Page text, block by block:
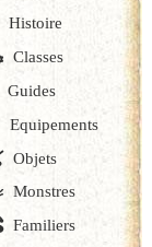
Histoire
Classes
Guides
Equipements
Objets
Monstres
Familiers